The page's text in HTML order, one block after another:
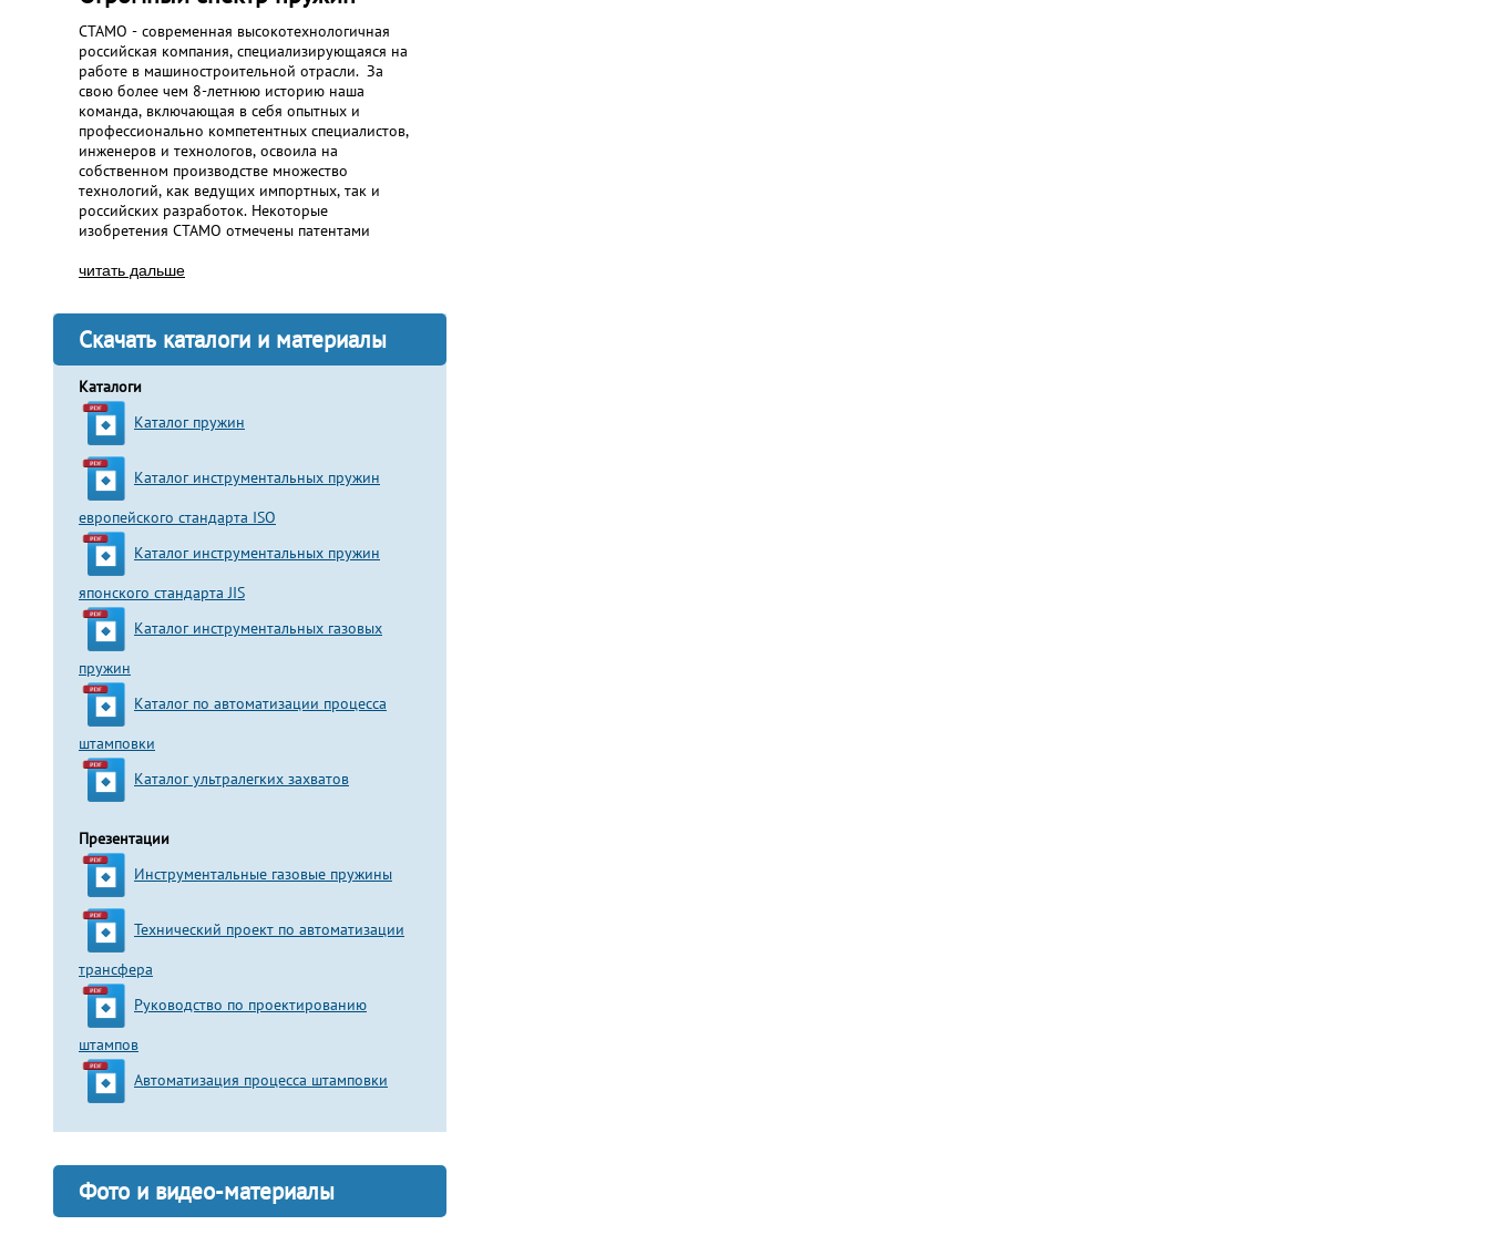
СТАМО - современная высокотехнологичная
российская компания, специализирующаяся на
работе в машиностроительной отрасли. За
свою более чем 8-летнюю историю наша
команда, включающая в себя опытных и
профессионально компетентных специалистов,
инженеров и технологов, освоила на
собственном производстве множество
технологий, как ведущих импортных, так и
российских разработок. Некоторые
изобретения СТАМО отмечены патентами
читать дальше
Скачать каталоги и материалы
Каталоги
Каталог пружин
Каталог инструментальных пружин
европейского стандарта ISO
Каталог инструментальных пружин
японского стандарта JIS
Каталог инструментальных газовых
пружин
Каталог по автоматизации процесса
штамповки
Каталог ультралегких захватов
Презентации
Инструментальные газовые пружины
Технический проект по автоматизации
трансфера
Руководство по проектированию
штампов
Автоматизация процесса штамповки
Фото и видео-материалы